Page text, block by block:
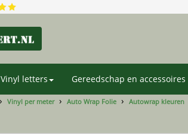
Vinyl letters Gereedschap en accessoires
Vinyl per meter Auto Wrap Folie Autowrap kleuren